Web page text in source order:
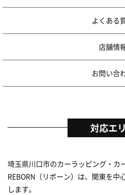
よくある
店舗情
お問い合
対応エ
埼玉県川口市のカーラッピング・カ
REBORN（リボーン）は、関東を中
します。